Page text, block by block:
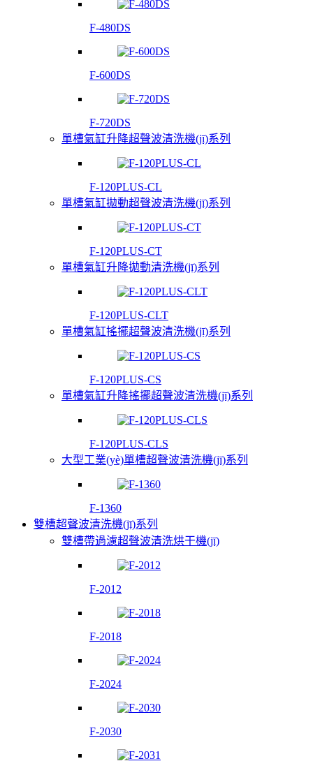
F-480DS
F-600DS
F-720DS
單槽氣缸升降超聲波清洗機(jī)系列
F-120PLUS-CL
單槽氣缸拋動超聲波清洗機(jī)系列
F-120PLUS-CT
單槽氣缸升降拋動清洗機(jī)系列
F-120PLUS-CLT
單槽氣缸搖擺超聲波清洗機(jī)系列
F-120PLUS-CS
單槽氣缸升降搖擺超聲波清洗機(jī)系列
F-120PLUS-CLS
大型工業(yè)單槽超聲波清洗機(jī)系列
F-1360
雙槽超聲波清洗機(jī)系列
雙槽帶過濾超聲波清洗烘干機(jī)
F-2012
F-2018
F-2024
F-2030